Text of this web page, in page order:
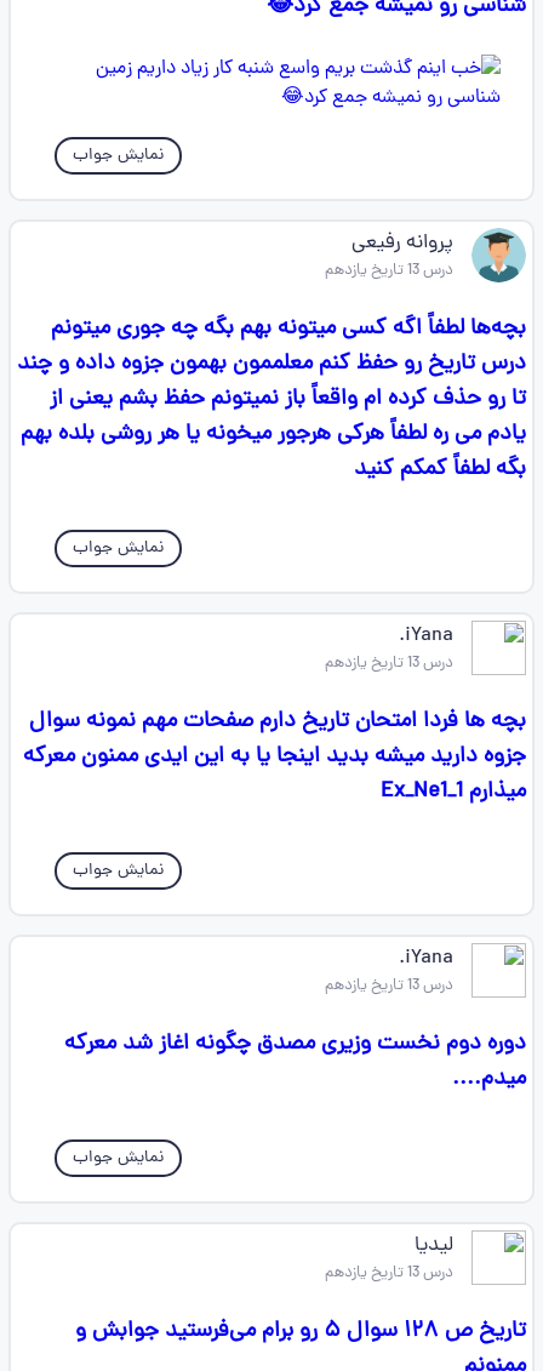
نمایش جواب
پروانه رفیعی
درس 13 تاریخ یازدهم
بچه‌ها لطفاً اگه کسی میتونه بهم بگه چه جوری میتونم
درس تاریخ رو حفظ کنم معلممون بهمون جزوه داده و چند
تا رو حذف کرده ام واقعاً باز نمیتونم حفظ بشم یعنی از
یادم می ره لطفاً هرکی هرجور میخونه یا هر روشی بلده بهم
بگه لطفاً کمکم کنید
نمایش جواب
iYana.
درس 13 تاریخ یازدهم
بچه ها فردا امتحان تاریخ دارم صفحات مهم نمونه سوال
جزوه دارید میشه بدید اینجا یا به این ایدی ممنون معرکه
میذارم Ex_Ne1_1
نمایش جواب
iYana.
درس 13 تاریخ یازدهم
دوره دوم نخست وزیری مصدق چگونه اغاز شد معرکه
میدم....
نمایش جواب
لیدیا
درس 13 تاریخ یازدهم
تاریخ ص ۱۲۸ سوال ۵ رو برام می‌فرستید جوابش و